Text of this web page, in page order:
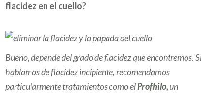
flacidez en el cuello?
Bueno, depende del grado de flacidez que encontremos. Si
hablamos de flacidez incipiente, recomendamos
particularmente tratamientos como elProfhilo, un